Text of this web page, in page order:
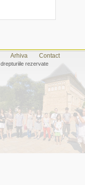
Arhiva Contact
rezervate